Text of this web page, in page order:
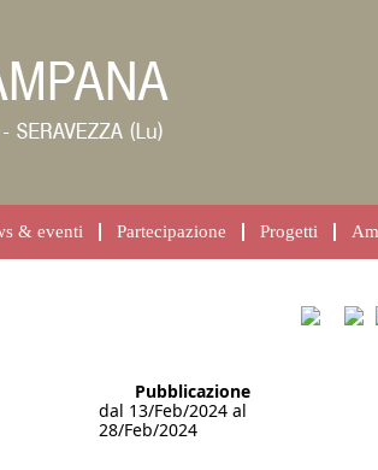
& eventi Partecipazione Progetti
Pubblicazione
dal 13/Feb/2024 al
28/Feb/2024